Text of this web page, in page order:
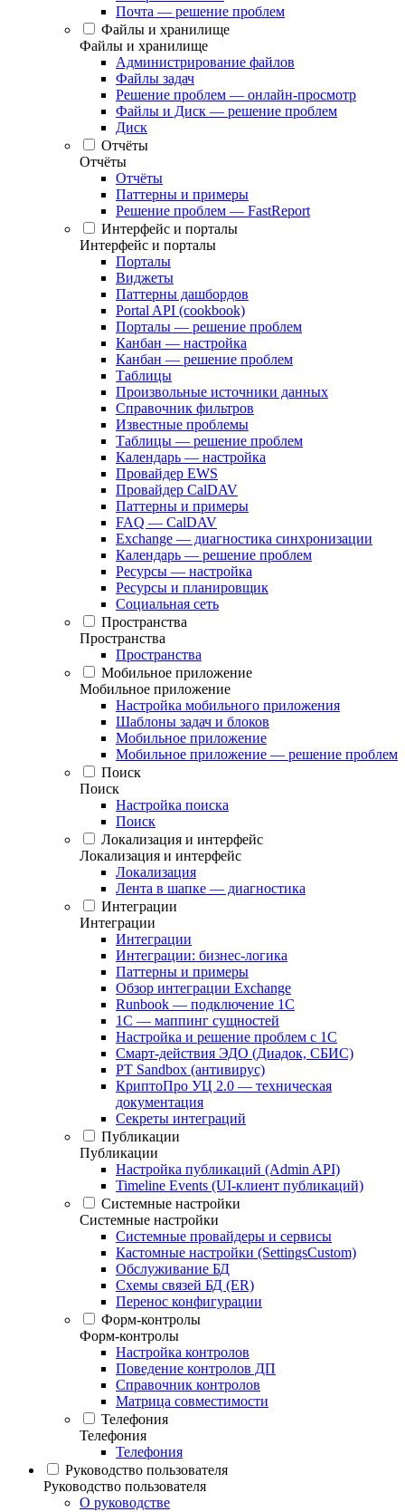
Почта — решение проблем
Файлы и хранилище
Файлы и хранилище
Администрирование файлов
Файлы задач
Решение проблем — онлайн-просмотр
Файлы и Диск — решение проблем
Диск
Отчёты
Отчёты
Отчёты
Паттерны и примеры
Решение проблем — FastReport
Интерфейс и порталы
Интерфейс и порталы
Порталы
Виджеты
Паттерны дашбордов
Portal API (cookbook)
Порталы — решение проблем
Канбан — настройка
Канбан — решение проблем
Таблицы
Произвольные источники данных
Справочник фильтров
Известные проблемы
Таблицы — решение проблем
Календарь — настройка
Провайдер EWS
Провайдер CalDAV
Паттерны и примеры
FAQ — CalDAV
Exchange — диагностика синхронизации
Календарь — решение проблем
Ресурсы — настройка
Ресурсы и планировщик
Социальная сеть
Пространства
Пространства
Пространства
Мобильное приложение
Мобильное приложение
Настройка мобильного приложения
Шаблоны задач и блоков
Мобильное приложение
Мобильное приложение — решение проблем
Поиск
Поиск
Настройка поиска
Поиск
Локализация и интерфейс
Локализация и интерфейс
Локализация
Лента в шапке — диагностика
Интеграции
Интеграции
Интеграции
Интеграции: бизнес-логика
Паттерны и примеры
Обзор интеграции Exchange
Runbook — подключение 1С
1С — маппинг сущностей
Настройка и решение проблем с 1С
Смарт-действия ЭДО (Диадок, СБИС)
PT Sandbox (антивирус)
КриптоПро УЦ 2.0 — техническая
документация
Секреты интеграций
Публикации
Публикации
Настройка публикаций (Admin API)
Timeline Events (UI-клиент публикаций)
Системные настройки
Системные настройки
Системные провайдеры и сервисы
Кастомные настройки (SettingsCustom)
Обслуживание БД
Схемы связей БД (ER)
Перенос конфигурации
Форм-контролы
Форм-контролы
Настройка контролов
Поведение контролов ДП
Справочник контролов
Матрица совместимости
Телефония
Телефония
Телефония
Руководство пользователя
Руководство пользователя
О руководстве